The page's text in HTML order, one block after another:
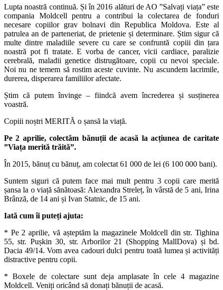
Lupta noastră continuă. Și în 2016 alături de AO ”Salvați viața” este
compania Moldcell pentru a contribui la colectarea de fonduri
necesare copiilor grav bolnavi din Republica Moldova. Este al
patrulea an de parteneriat, de prietenie și determinare. Știm sigur că
multe dintre maladiile severe cu care se confruntă copiii din țara
noastră pot fi tratate. E vorba de cancer, vicii cardiace, paralizie
cerebrală, maladii genetice distrugătoare, copii cu nevoi speciale.
Noi nu ne temem să rostim aceste cuvinte. Nu ascundem lacrimile,
durerea, disperarea familiilor afectate.
Știm că putem învinge – fiindcă avem încrederea și susținerea
voastră.
Copiii noștri MERITĂ o șansă la viață.
Pe 2 aprilie, colectăm bănuții de acasă la acțiunea de caritate
”Viața merită trăită”.
În 2015, bănuț cu bănuț, am colectat 61 000 de lei (6 100 000 bani).
Suntem siguri că putem face mai mult pentru 3 copii care merită
șansa la o viață sănătoasă: Alexandra Streleț, în vârstă de 5 ani, Irina
Brânză, de 14 ani și Ivan Statnic, de 15 ani.
Iată cum îi puteți ajuta:
* Pe 2 aprilie, vă așteptăm la magazinele Moldcell din str. Tighina
55, str. Pușkin 30, str. Arborilor 21 (Shopping MallDova) și bd.
Dacia 49/14. Vom avea cadouri dulci pentru toată lumea și activități
distractive pentru copii.
* Boxele de colectare sunt deja amplasate în cele 4 magazine
Moldcell. Veniți oricând să donați bănuții de acasă.